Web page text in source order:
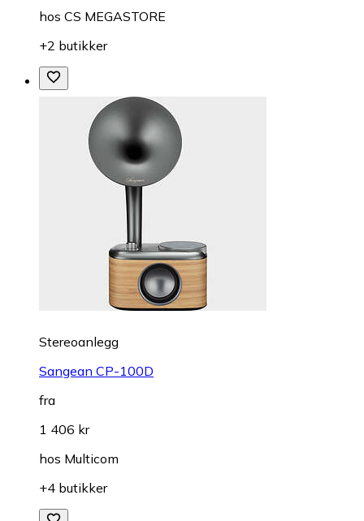
hos CS MEGASTORE
+2 butikker
Stereoanlegg
Sangean CP-100D
fra
1 406 kr
hos Multicom
+4 butikker